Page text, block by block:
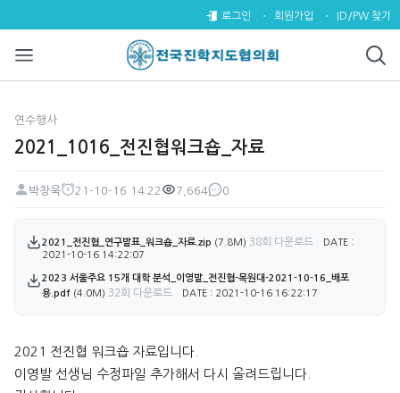
2021_1016_전진협워크숍_자료
로그인 회원가입 ID/PW 찾기
연수행사
2021_1016_전진협워크숍_자료
페이지 정보
작성자
박창욱
21-10-16 14:22
7,664
댓글
0
첨부파일
2021_전진협_연구발표_워크숍_자료.zip (7.8M) 38회 다운로드
DATE :
2021-10-16 14:22:07
2023 서울주요 15개 대학 분석_이영발_전진협-목원대-2021-10-16_배포
용.pdf (4.0M) 32회 다운로드 DATE : 2021-10-16 16:22:17
본문
2021 전진협 워크숍 자료입니다.
이영발 선생님 수정파일 추가해서 다시 올려드립니다.